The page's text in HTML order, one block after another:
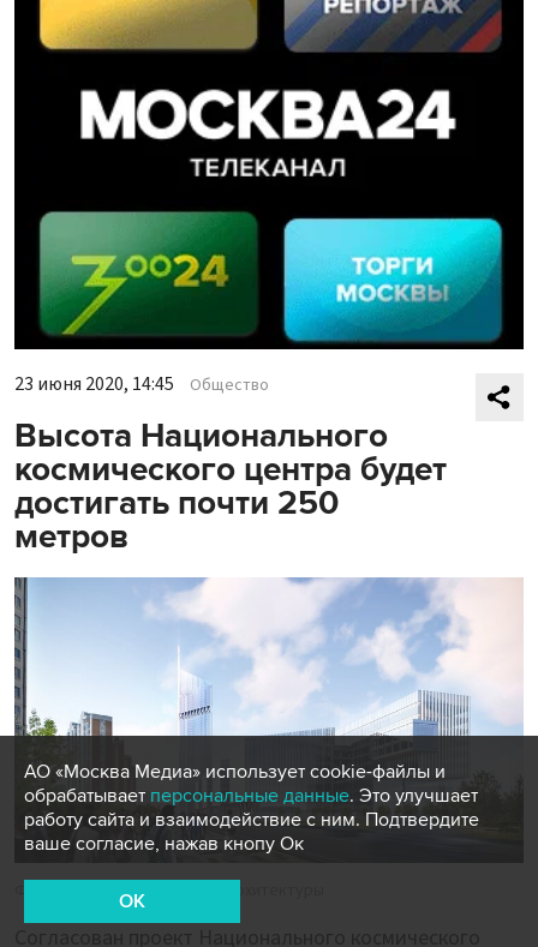
23 июня 2020, 14:45 Общество
Высота Национального
космического центра будет
достигать почти 250
метров
Фото: пресс-служба Москомархитектуры
АО «Москва Медиа» использует cookie-файлы и
обрабатывает персональные данные. Это улучшает
работу сайта и взаимодействие с ним. Подтвердите
ваше согласие, нажав кнопу Ок
OK